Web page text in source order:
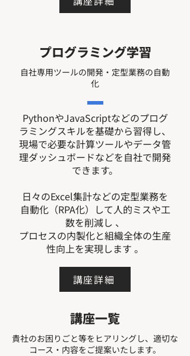
プログラミング学習
自社専用ツールの開発・定型業務の自動
化
PythonやJavaScriptなどのプログ
ラミングスキルを基礎から習得し、
現場で必要な計算ツールやデータ管
理ダッシュボードなどを自社で開発
できます。
日々のExcel集計などの定型業務を
自動化（RPA化）して人的ミスや工
数を削減し 、
プロセスの内製化と組織全体の生産
性向上を実現します 。
講座詳細
講座一覧
貴社のお困りごと等をヒアリングし、適切な
コース・内容をご提案いたします。